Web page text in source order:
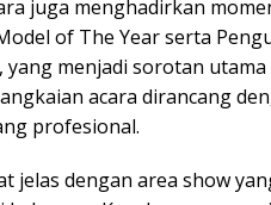
juga menghadirkan
of The Year serta
yang menjadi sorotan
acara dirancang
profesional.
jelas dengan area show